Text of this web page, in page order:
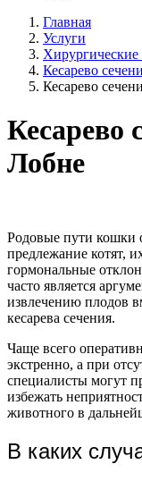
Главная
Услуги
Кесарево
Кесарево
Кесарево
Лобне
Родовые пути кошки
предлежание котят,
гормональные
часто является
извлечению плодов
кесарева сечения.
Чаще всего
экстренно, а при
специалисты могут
избежать
животного в
В каких